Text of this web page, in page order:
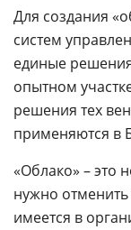
Для создания
систем
единые
опытном
решения тех
применяются в
«Облако» – это
нужно
имеется в